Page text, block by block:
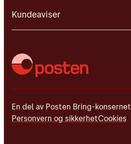
Kundeaviser
En del av Posten Bring-konsernet
Personvern og sikkerhetCookies